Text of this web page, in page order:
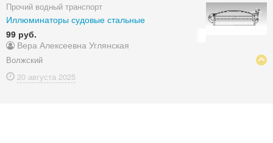
Прочий водный транспорт
Иллюминаторы судовые стальные
99 руб.
Вера Алексеевна Углянская
Волжский
20 августа 2025